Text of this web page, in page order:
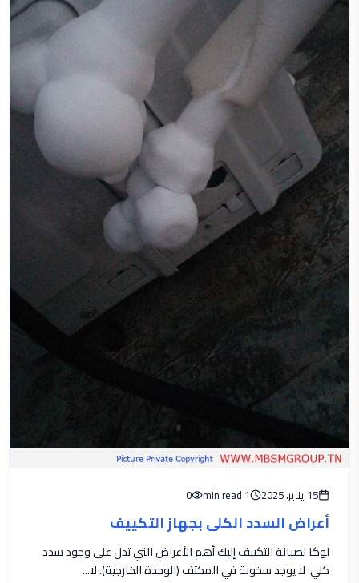
15 يناير، 2025 1 min read
0
أعراض السدد الكلي بجهاز التكييف
لوكا لصيانة التكييف إليك أهم الأعراض التي تدل على وجود سدد
كلي: لا يوجد سخونة في المكثف (الوحدة الخارجية). لا...